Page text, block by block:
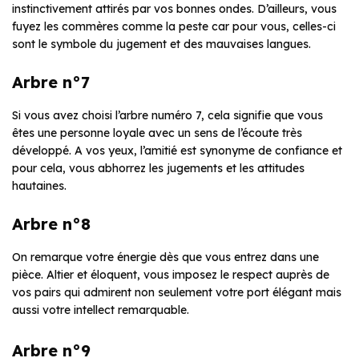
instinctivement attirés par vos bonnes ondes. D’ailleurs, vous
fuyez les commères comme la peste car pour vous, celles-ci
sont le symbole du jugement et des mauvaises langues.
Arbre n°7
Si vous avez choisi l’arbre numéro 7, cela signifie que vous
êtes une personne loyale avec un sens de l’écoute très
développé. A vos yeux, l’amitié est synonyme de confiance et
pour cela, vous abhorrez les jugements et les attitudes
hautaines.
Arbre n°8
On remarque votre énergie dès que vous entrez dans une
pièce. Altier et éloquent, vous imposez le respect auprès de
vos pairs qui admirent non seulement votre port élégant mais
aussi votre intellect remarquable.
Arbre n°9